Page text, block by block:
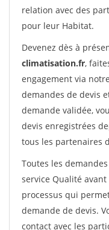
relation avec des
pour leur Habitat.
Devenez dès à
climatisation.fr,
engagement via
demandes de devis
demande validée,
devis enregistrées
tous les partenaires
Toutes les
service Qualité
processus qui
demande de devis.
contact avec les